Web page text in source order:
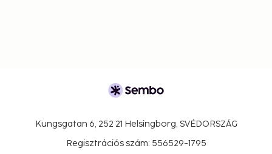
Kungsgatan 6, 252 21 Helsingborg, SVÉDORSZÁG
Regisztrációs szám: 556529-1795